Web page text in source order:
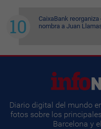
CaixaBank
nombra a Juan
Diario digital del mundo
fotos sobre los
Barcelona y